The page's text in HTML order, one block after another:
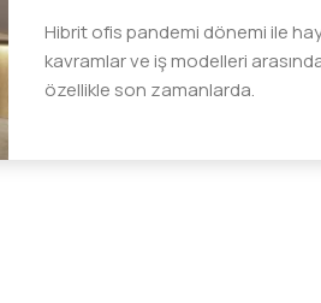
Hibrit ofis pandemi dönemi ile
kavramlar ve iş modelleri
özellikle son zamanlarda.